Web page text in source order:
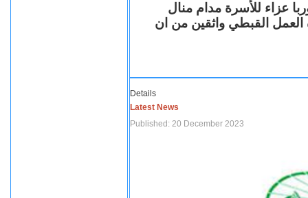
عزاء للأسرة مدام منال
العمل القبطي واثقين من ان
Details
Latest News
Published: 20 December 2023